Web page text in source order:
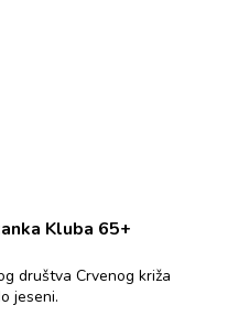
Kluba 65+
društva Crvenog križa
jeseni.